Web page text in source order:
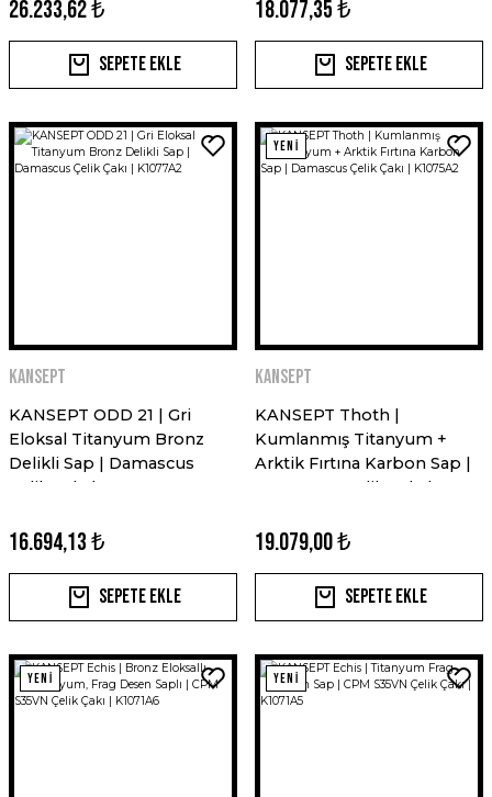
26.233,62 ₺
Sepete Ekle
18.077,35 ₺
Sepete Ekle
Kansept
KANSEPT ODD 21 | Gri
Eloksal Titanyum Bronz
Delikli Sap | Damascus
Çelik Çakı | K1077A2
16.694,13 ₺
Sepete Ekle
YENİ
Kansept
KANSEPT Thoth |
Kumlanmış Titanyum +
Arktik Fırtına Karbon Sap |
Damascus Çelik Çakı |
19.079,00 ₺
Sepete Ekle
YENİ YENİ